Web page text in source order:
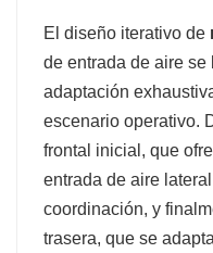
El diseño iterativo de
de entrada de aire
adaptación
escenario operativo.
frontal inicial, que
entrada de aire
coordinación, y
trasera, que se